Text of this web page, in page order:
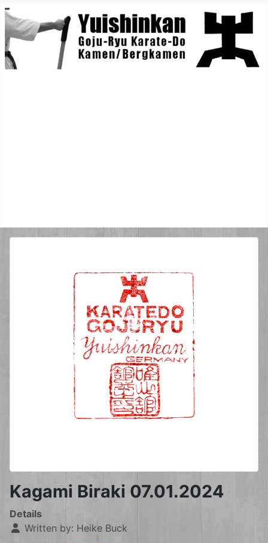
Kagami Biraki 07.01.2024
Details
Written by: Heike Buck